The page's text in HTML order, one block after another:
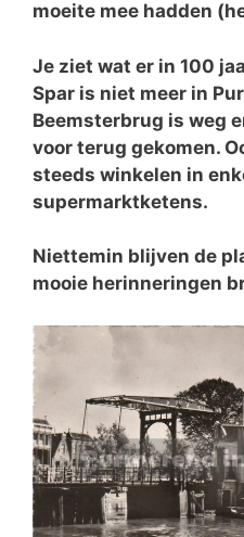
moeite mee hadden
Je ziet wat er in 100
Spar is niet meer in
Beemsterbrug is weg
voor terug gekomen.
steeds winkelen in
supermarktketens.
Niettemin blijven de
mooie herinneringen